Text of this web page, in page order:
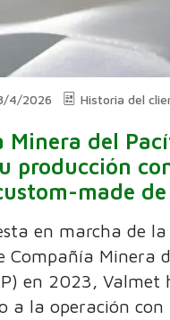
4/2026 Historia del
Minera del
producción
made
en marcha de
Compañía Minera
en 2023, Valmet
a la operación con